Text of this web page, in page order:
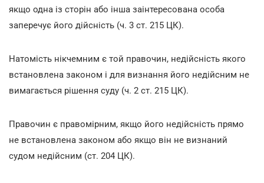
якщо одна із сторін або інша заінтересована особа
заперечує його дійсність (ч. 3 ст. 215 ЦК).
Натомість нікчемним є той правочин, недійсність якого
встановлена законом і для визнання його недійсним не
вимагається рішення суду (ч. 2 ст. 215 ЦК).
Правочин є правомірним, якщо його недійсність прямо
не встановлена законом або якщо він не визнаний
судом недійсним (ст. 204 ЦК).